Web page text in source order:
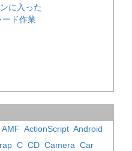
に入った
ド作業
AMF ActionScript Android
C CD Camera Car